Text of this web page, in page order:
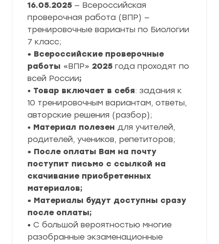
16.05.2025 — Всероссийская
проверочная работа (ВПР) —
тренировочные варианты по Биологии
7 класс;
• Всероссийские проверочные
работы «ВПР» 2025 года проходят по
всей России;
• Товар включает в себя: задания к
10 тренировочным вариантам, ответы,
авторские решения (разбор);
• Материал полезен для учителей,
родителей, учеников, репетиторов;
• После оплаты Вам на почту
поступит письмо с ссылкой на
скачивание приобретенных
материалов;
• Материалы будут доступны сразу
после оплаты;
• С большой вероятностью многие
разобранные экзаменационные